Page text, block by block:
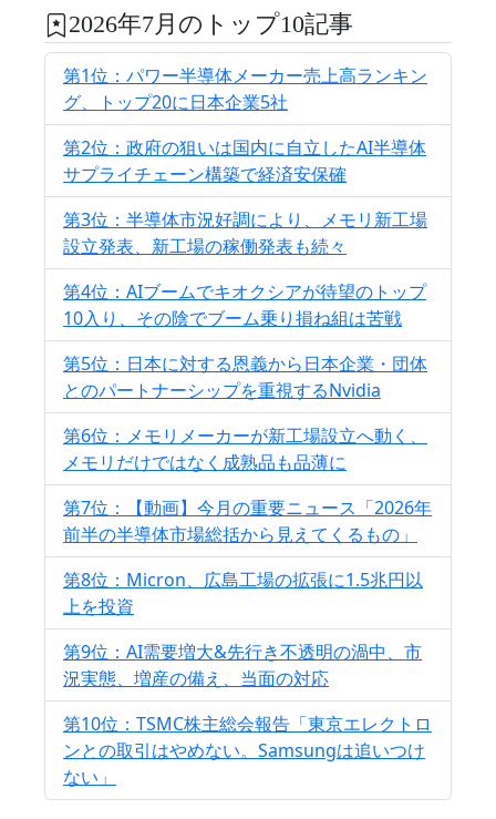
2026年7月のトップ10記事
第1位：パワー半導体メーカー売上高ランキン
グ、トップ20に日本企業5社
第2位：政府の狙いは国内に自立したAI半導体
サプライチェーン構築で経済安保確
第3位：半導体市況好調により、メモリ新工場
設立発表、新工場の稼働発表も続々
第4位：AIブームでキオクシアが待望のトップ
10入り、その陰でブーム乗り損ね組は苦戦
第5位：日本に対する恩義から日本企業・団体
とのパートナーシップを重視するNvidia
第6位：メモリメーカーが新工場設立へ動く、
メモリだけではなく成熟品も品薄に
第7位：【動画】今月の重要ニュース「2026年
前半の半導体市場総括から見えてくるもの」
第8位：Micron、広島工場の拡張に1.5兆円以
上を投資
第9位：AI需要増大&先行き不透明の渦中、市
況実態、増産の備え、当面の対応
第10位：TSMC株主総会報告「東京エレクトロ
ンとの取引はやめない。Samsungは追いつけ
ない」